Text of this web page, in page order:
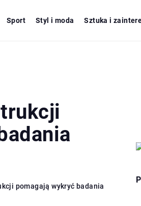
Sport Styl i moda Sztuka i
pomagają wykryć badania